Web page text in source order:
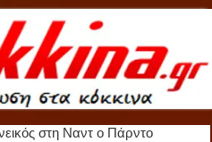
στη Ναντ ο Πάρντο